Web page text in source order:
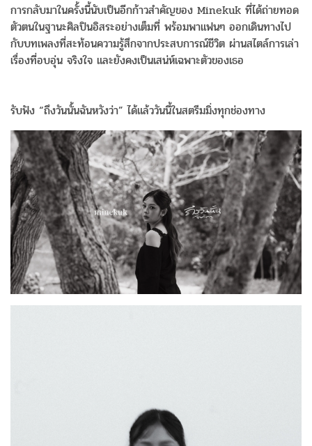
การกลับมาในครั้งนี้นับเป็นอีกก้าวสำคัญของ Minekuk ที่ได้ถ่ายทอด
ตัวตนในฐานะศิลปินอิสระอย่างเต็มที่ พร้อมพาแฟนๆ ออกเดินทางไป
กับบทเพลงที่สะท้อนความรู้สึกจากประสบการณ์ชีวิต ผ่านสไตล์การเล่า
เรื่องที่อบอุ่น จริงใจ และยังคงเป็นเสน่ห์เฉพาะตัวของเธอ
รับฟัง “ถึงวันนั้นฉันหวังว่า” ได้แล้ววันนี้ในสตรีมมิ่งทุกช่องทาง